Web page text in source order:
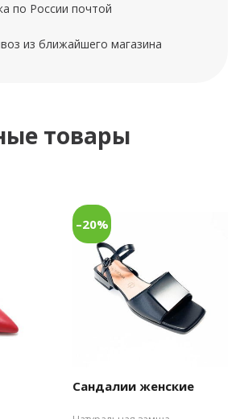
по России почтой
из ближайшего магазина
товары
–20%
Сандалии женские